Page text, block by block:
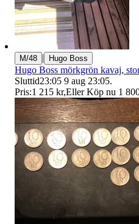
M/48 | Hugo Boss
Hugo Boss mörkgrön kavaj,
Sluttid23:05 9 aug 23:05.
Pris:1 215 kr,Eller Köp nu 1